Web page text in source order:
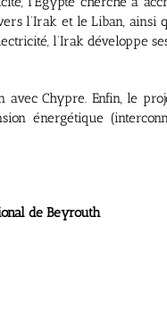
l’Irak et le Liban, ainsi
l’Irak développe
avec Chypre. Enfin, le
énergétique
Beyrouth